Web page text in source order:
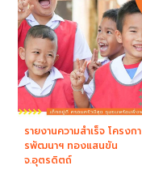
รายงานความสำเร็จ โครงกา
รพัฒนาฯ ทองแสนขัน
จ.อุตรดิตถ์